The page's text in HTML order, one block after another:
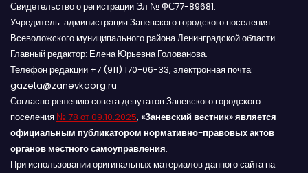
Свидетельство о регистрации Эл № ФС77-89681.
Учредитель: администрация Заневского городского поселения
Всеволожского муниципального района Ленинградской области.
Главный редактор: Елена Юрьевна Голованова.
Телефон редакции +7 (911) 170-06-33, электронная почта:
gazeta@zanevkaorg.ru
Согласно решению совета депутатов Заневского городского
поселения № 78 от 09.10.2025, «Заневский вестник» является
официальным публикатором нормативно-правовых актов
органов местного самоуправления.
При использовании оригинальных материалов данного сайта на